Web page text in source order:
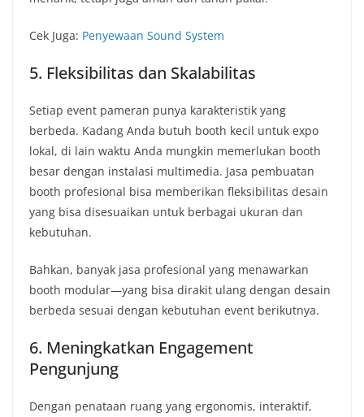
Cek Juga: Penyewaan Sound System
5. Fleksibilitas dan Skalabilitas
Setiap event pameran punya karakteristik yang
berbeda. Kadang Anda butuh booth kecil untuk expo
lokal, di lain waktu Anda mungkin memerlukan booth
besar dengan instalasi multimedia. Jasa pembuatan
booth profesional bisa memberikan fleksibilitas desain
yang bisa disesuaikan untuk berbagai ukuran dan
kebutuhan.
Bahkan, banyak jasa profesional yang menawarkan
booth modular—yang bisa dirakit ulang dengan desain
berbeda sesuai dengan kebutuhan event berikutnya.
6. Meningkatkan Engagement
Pengunjung
Dengan penataan ruang yang ergonomis, interaktif,